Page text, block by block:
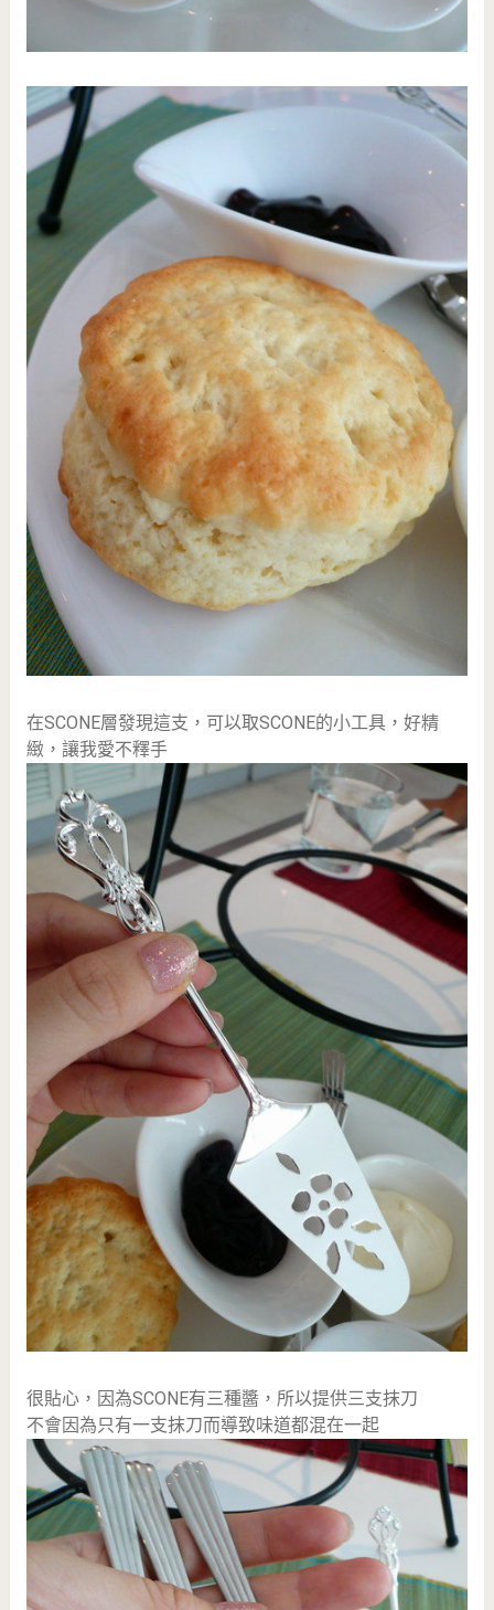
在SCONE層發現這支，可以取SCONE的小工具，好精
緻，讓我愛不釋手
很貼心，因為SCONE有三種醬，所以提供三支抹刀
不會因為只有一支抹刀而導致味道都混在一起